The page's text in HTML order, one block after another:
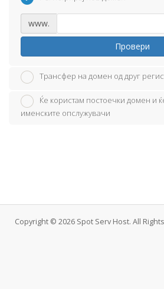
www.
Провери
Трансфер на домен од друг
Ќе користам постоечки домен и
именските опслужувачи
Copyright © 2026 Spot Serv Host. All